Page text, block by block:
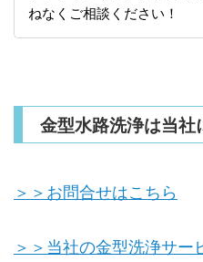
ねなくご相談ください！
金型水路洗浄は当社
＞＞お問合せはこちら
＞＞当社の金型洗浄サー